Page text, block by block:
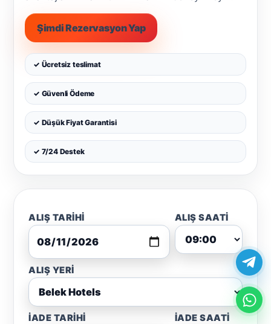
Şimdi Rezervasyon Yap
✓ Ücretsiz teslimat
✓ Güvenli Ödeme
✓ Düşük Fiyat Garantisi
✓ 7/24 Destek
ALIŞ TARIHI ALIŞ SAATI
ALIŞ YERI
İADE TARIHI İADE SAATI